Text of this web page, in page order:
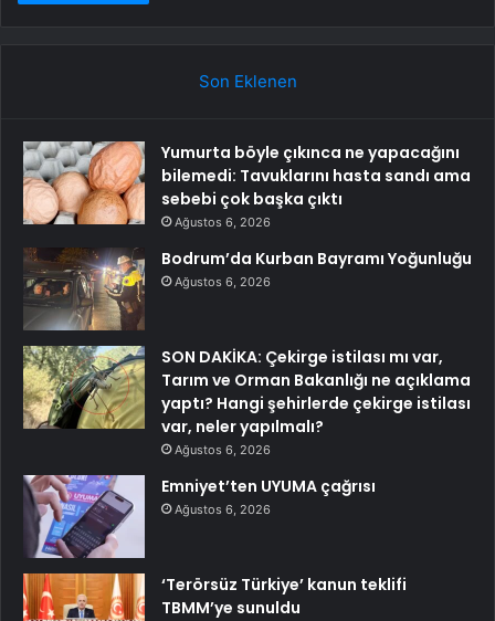
Son Eklenen
Yumurta böyle çıkınca ne yapacağını
bilemedi: Tavuklarını hasta sandı ama
sebebi çok başka çıktı
Ağustos 6, 2026
Bodrum’da Kurban Bayramı Yoğunluğu
Ağustos 6, 2026
SON DAKİKA: Çekirge istilası mı var,
Tarım ve Orman Bakanlığı ne açıklama
yaptı? Hangi şehirlerde çekirge istilası
var, neler yapılmalı?
Ağustos 6, 2026
Emniyet’ten UYUMA çağrısı
Ağustos 6, 2026
‘Terörsüz Türkiye’ kanun teklifi
TBMM’ye sunuldu